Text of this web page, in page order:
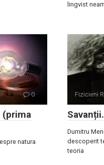
lingvist
0
natura
Fizicieni
Dumitru
descoperit
teoria